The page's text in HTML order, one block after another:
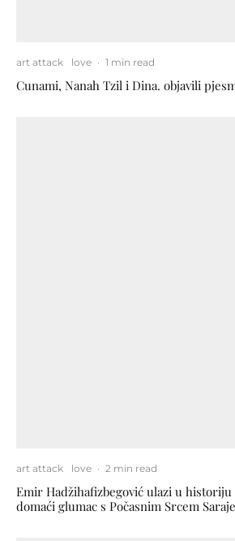
art attack love · 1 min read
Cunami, Nanah Tzil i Dina. objavili
art attack love · 2 min read
Emir Hadžihafizbegović ulazi u historiju
domaći glumac s Počasnim Srcem